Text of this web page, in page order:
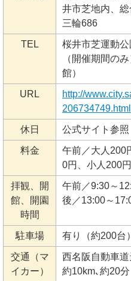
井市芝地内、
三輪686
TEL
桜井市芝運動
（開催期間の
館）
URL
http://
206734749.html
休日 公式サイト参照
料金
午前／大人200
0円、小人200
拝観、開
館、開園
時間
午前／9:30～
後／13:00～
駐車場 有り（約200台
交通（マ
イカー）
西名阪自動車道
約10km､約20分